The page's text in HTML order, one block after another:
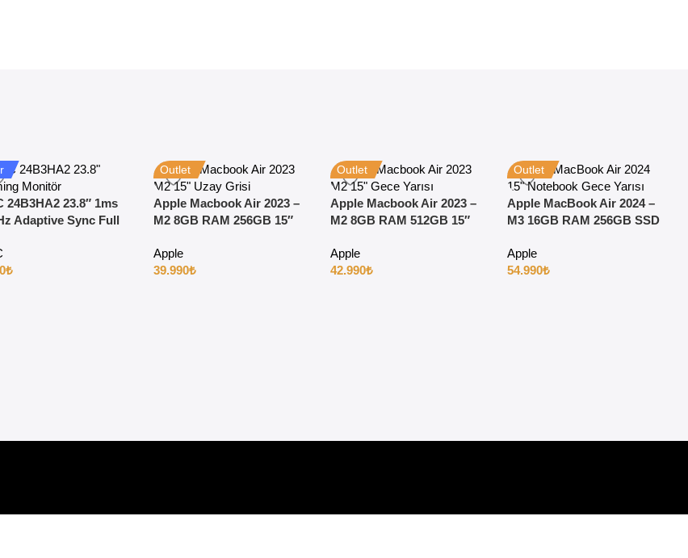
24B3HA2 23.8″ 1ms
Adaptive Sync Full
₺
Outlet
Apple Macbook Air 2023 –
M2 8GB RAM 256GB 15″
Apple
39.990₺
Outlet
Apple Macbook Air 2023 –
M2 8GB RAM 512GB 15″
Apple
42.990₺
Outlet
Apple MacBook Air 2024 –
M3 16GB RAM 256GB SSD
Apple
54.990₺